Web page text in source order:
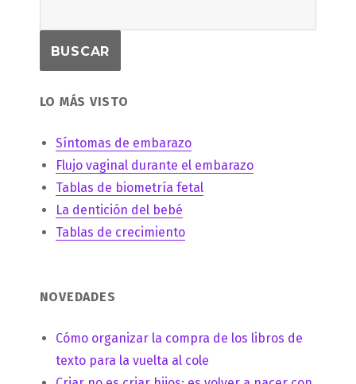
LO MÁS VISTO
Síntomas de embarazo
Flujo vaginal durante el embarazo
Tablas de biometría fetal
La dentición del bebé
Tablas de crecimiento
NOVEDADES
Cómo organizar la compra de los libros de
texto para la vuelta al cole